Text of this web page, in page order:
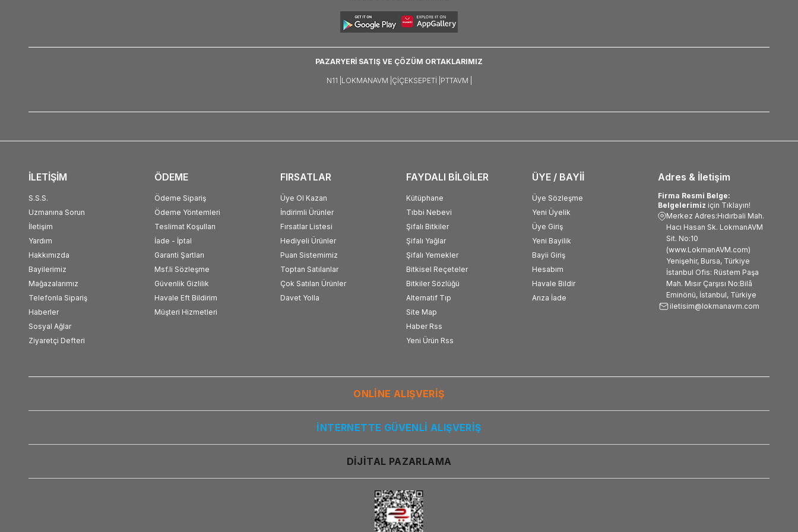
PAZARYERİ SATIŞ VE ÇÖZÜM ORTAKLARIMIZ
N11 | LOKMANAVM | ÇIÇEKSEPETI | PTTAVM |
Adres & İletişim
Firma Resmi Belge:
Belgelerimiz için Tıklayın!
Merkez Adres:Hıdırbali Mah.
Hacı Hasan Sk. LokmanAVM
Sit. No:10
(www.LokmanAVM.com)
Yenişehir, Bursa, Türkiye
İstanbul Ofis: Rüstem Paşa
Mah. Mısır Çarşısı No:Bilâ
Eminönü, İstanbul, Türkiye
iletisim@lokmanavm.com
İLETİŞİM
S.S.S.
Uzmanına Sorun
İletişim
Yardım
Hakkımızda
Bayilerimiz
Mağazalarımız
Telefonla Sipariş
Haberler
Sosyal Ağlar
Ziyaretçi Defteri
ÖDEME
Ödeme Sipariş
Ödeme Yöntemleri
Teslimat Koşulları
İade - İptal
Garanti Şartları
Msf.li Sözleşme
Güvenlik Gizlilik
Havale Eft Bildirim
Müşteri Hizmetleri
FIRSATLAR
Üye Ol Kazan
İndirimli Ürünler
Fırsatlar Listesi
Hediyeli Ürünler
Puan Sistemimiz
Toptan Satılanlar
Çok Satılan Ürünler
Davet Yolla
FAYDALI BİLGİLER
Kütüphane
Tıbbi Nebevi
Şifalı Bitkiler
Şifalı Yağlar
Şifalı Yemekler
Bitkisel Reçeteler
Bitkiler Sözlüğü
Alternatif Tıp
Site Map
Haber Rss
Yeni Ürün Rss
ÜYE / BAYİİ
Üye Sözleşme
Yeni Üyelik
Üye Giriş
Yeni Bayilik
Bayii Giriş
Hesabım
Havale Bildir
Arıza İade
ONLİNE ALIŞVERİŞ
İNTERNETTE GÜVENLİ ALIŞVERİŞ
DİJİTAL PAZARLAMA